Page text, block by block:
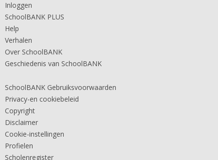
Inloggen
SchoolBANK PLUS
Help
Verhalen
Over SchoolBANK
Geschiedenis van SchoolBANK
SchoolBANK Gebruiksvoorwaarden
Privacy-en cookiebeleid
Copyright
Disclaimer
Cookie-instellingen
Profielen
Scholenregister